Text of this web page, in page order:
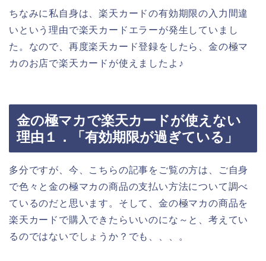
ちなみに私自身は、楽天カードの有効期限の入力間違
いという理由で楽天カードエラーが発生していまし
た。なので、再度楽天カード登録をしたら、金の極マ
カのお店で楽天カードが使えましたよ♪
金の極マカで楽天カードが使えない
理由１．「有効期限が過ぎている」
多分ですが、今、こちらの記事をご覧の方は、ご自身
で色々と金の極マカの商品の支払い方法について調べ
ているのだと思います。そして、金の極マカの商品を
楽天カードで購入できたらいいのにな～と、考えてい
るのではないでしょうか？でも、、、。